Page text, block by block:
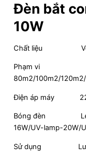
Đèn bắt
10W
Chất liệu Võ
Phạm vi
80m2/100m2/
Điện áp máy
Bóng đèn Led-
16W/UV-lamp-20W/
Sử dụng Lưới